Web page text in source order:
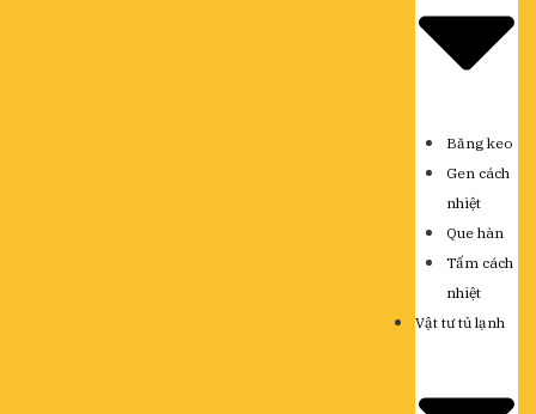
Băng keo
Gen cách
nhiệt
Que hàn
Tấm cách
nhiệt
Vật tư tủ lạnh